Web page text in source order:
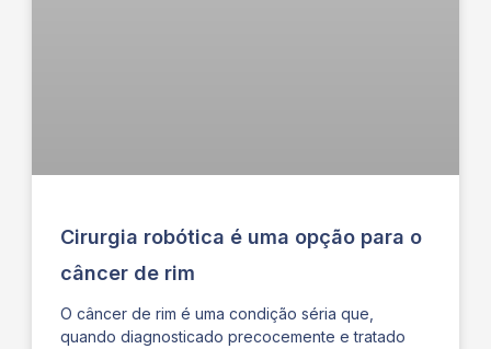
Cirurgia robótica é uma opção para o
câncer de rim
O câncer de rim é uma condição séria que,
quando diagnosticado precocemente e tratado